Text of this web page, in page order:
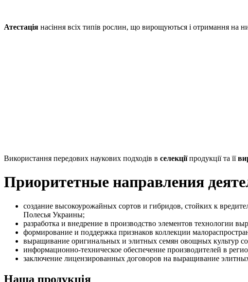
Атестація насіння всіх типів рослин, що вирощуються і отримання на
Використання передових наукових подходів в селекціїпродукції та її
Приоритетные направления
создание высокоурожайных сортов и гибридов, стойких к
Полесья Украины;
разработка и внедрение в производство элементов технологии
формирование и поддержка признаков коллекции
выращивание оригинальных и элитных семян овощных культур
информационно-техническое обеспечение производителей в
заключение лицензированных договоров на выращивание
Наша продукція